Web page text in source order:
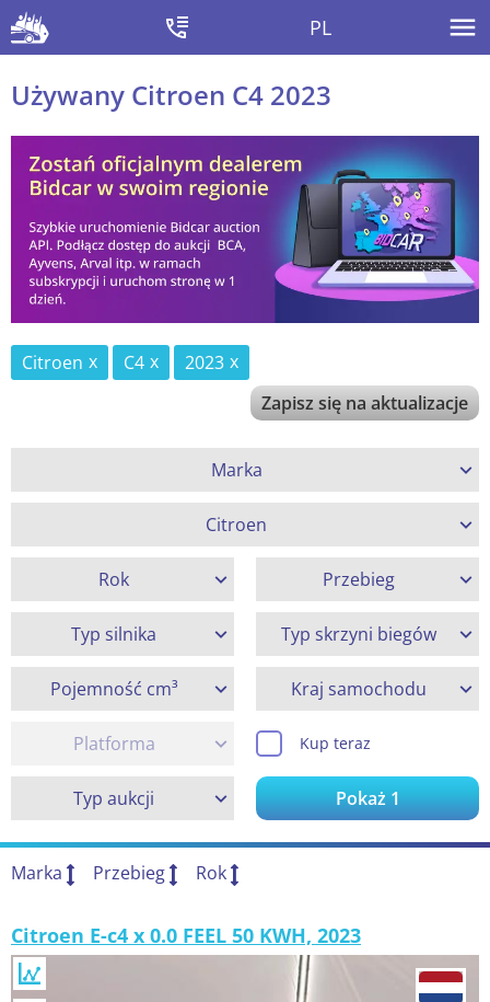
PL
Używany Citroen C4 2023
Citroen C4
2023
Zapisz się na aktualizacje
Marka
Citroen
Rok Przebieg
Typ silnika Typ skrzyni biegów
Pojemność cm³ Kraj samochodu
Platforma Kup teraz
Typ aukcji Pokaż1
Marka Przebieg Rok
Citroen E-c4 x 0.0 FEEL 50 KWH, 2023